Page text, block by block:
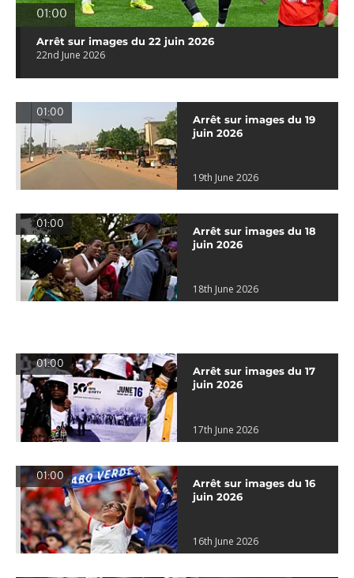
01:00
Arrêt sur images du 22 juin 2026
22nd June 2026
01:00
Arrêt sur images du 19
juin 2026
19th June 2026
01:00
Arrêt sur images du 18
juin 2026
18th June 2026
01:00
Arrêt sur images du 17
juin 2026
17th June 2026
01:00
Arrêt sur images du 16
juin 2026
16th June 2026